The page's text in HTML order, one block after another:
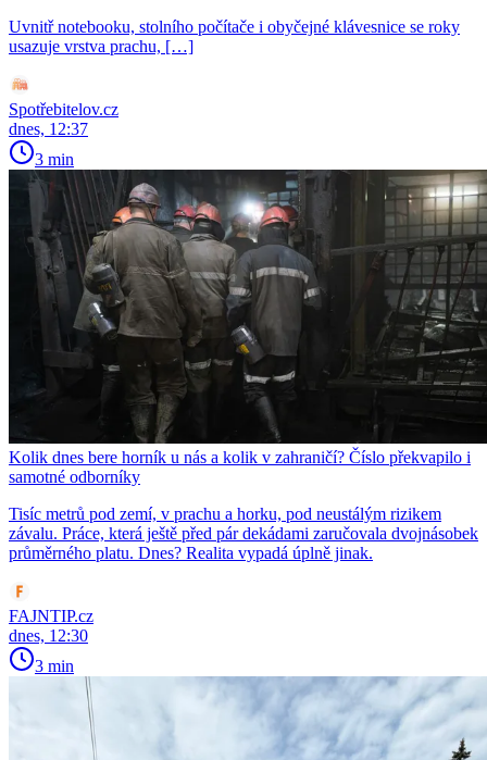
Uvnitř notebooku, stolního počítače i obyčejné klávesnice se roky
usazuje vrstva prachu, […]
Spotřebitelov.cz
dnes, 12:37
3 min
Kolik dnes bere horník u nás a kolik v zahraničí? Číslo překvapilo i
samotné odborníky
Tisíc metrů pod zemí, v prachu a horku, pod neustálým rizikem
závalu. Práce, která ještě před pár dekádami zaručovala dvojnásobek
průměrného platu. Dnes? Realita vypadá úplně jinak.
FAJNTIP.cz
dnes, 12:30
3 min